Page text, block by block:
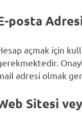
posta
açmak için
adresi olmak
Sitesi